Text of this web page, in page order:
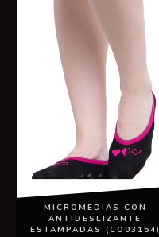
MICROMEDIAS CON
ANTIDESLIZANTE
ESTAMPADAS (CO03154)